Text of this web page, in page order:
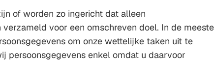
of worden zo ingericht dat alleen
voor een omschreven doel. In de meeste
om onze wettelijke taken uit te
persoonsgegevens enkel omdat u daarvoor